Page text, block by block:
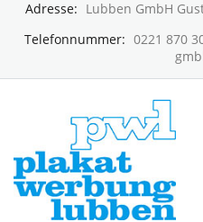
Adresse: Lubben GmbH
Telefonnummer: 0221 870